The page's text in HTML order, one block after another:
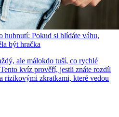
hubnutí: Pokud si hlídáte váhu,
být hračka
ale málokdo tuší, co rychlé
kvíz prověří, jestli znáte rozdíl
rizikovými zkratkami, které vedou